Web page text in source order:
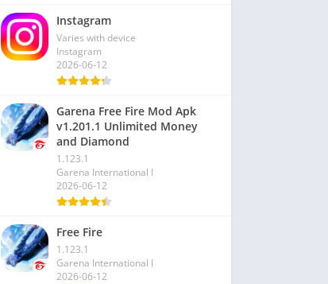
Instagram
Varies with device
Instagram
2026-06-12
Garena Free Fire Mod Apk
v1.201.1 Unlimited Money
and Diamond
1.123.1
Garena International I
2026-06-12
Free Fire
1.123.1
Garena International I
2026-06-12